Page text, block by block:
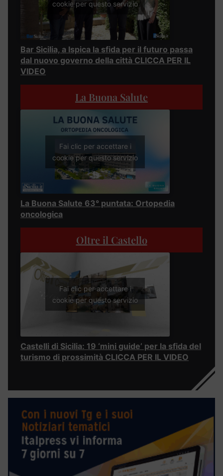
cookie per questo servizio
Bar Sicilia, a Ispica la sfida per il futuro passa
dal nuovo governo della città CLICCA PER IL
VIDEO
La Buona Salute
Fai clic per accettare i
cookie per questo servizio
La Buona Salute 63° puntata: Ortopedia
oncologica
Oltre il Castello
Fai clic per accettare i
cookie per questo servizio
Castelli di Sicilia: 19 ‘mini guide’ per la sfida del
turismo di prossimità CLICCA PER IL VIDEO